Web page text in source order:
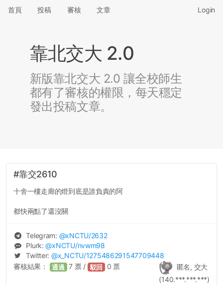
首頁 投稿 審核 文章 Login
靠北交大 2.0
新版靠北交大 2.0 讓全校師生
都有了審核的權限，每天穩定
發出投稿文章。
#靠交2610
十舍一樓走廊的燈到底是誰負責的阿
都快兩點了還沒關
Telegram: @xNCTU/2632
Plurk:@xNCTU/nvwm98
Twitter: @x_NCTU/1275486291547709448
匿名, 交大
(140.***.***.***)
審核結果： 通過 7 票 / 駁回 0 票